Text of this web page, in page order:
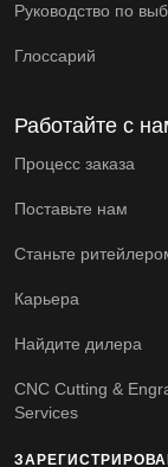
Руководство по
Глоссарий
Работайте с
Процесс заказа
Поставьте нам
Станьте
Карьера
Найдите дилера
CNC Cutting &
Services